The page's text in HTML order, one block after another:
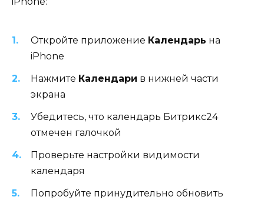
Откройте приложение Календарь на
iPhone
Нажмите Календари в нижней части
экрана
Убедитесь, что календарь Битрикс24
отмечен галочкой
Проверьте настройки видимости
календаря
Попробуйте принудительно обновить